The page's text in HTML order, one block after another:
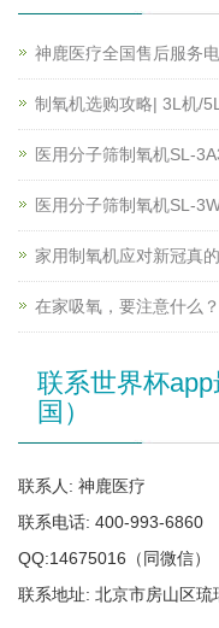
神鹿医疗全国售后服务
制氧机选购攻略| 3L机/
医用分子筛制氧机SL-
医用分子筛制氧机SL-
家用制氧机应对新冠真
在家吸氧，要注意什么？
联系世界杯
国）
联系人: 神鹿医疗
联系电话: 400-993-6860
QQ:14675016（同微信）
联系地址: 北京市房山区琉